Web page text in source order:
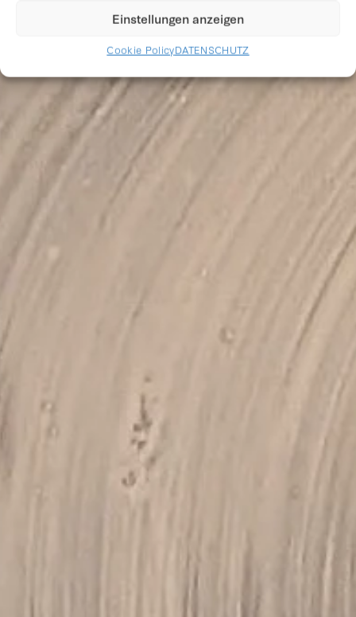
Einstellungen anzeigen
Cookie PolicyDATENSCHUTZ